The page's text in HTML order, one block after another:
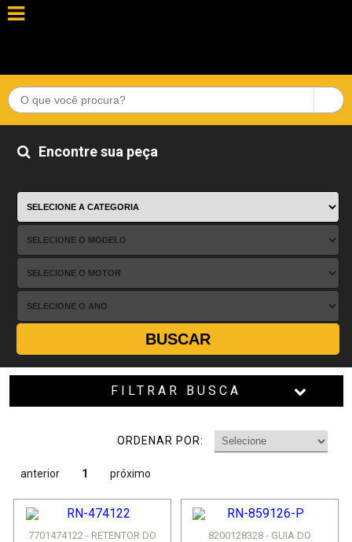
Encontre sua peça
BUSCAR
FILTRAR BUSCA
ORDENAR POR:
anterior 1 próximo
7701474122 - RETENTOR DO
8200128328 - GUIA DO